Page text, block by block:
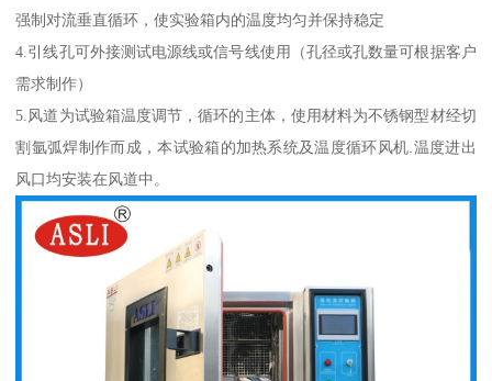
强制对流垂直循环，使实验箱内的温度均匀并保持稳定
4.引线孔可外接测试电源线或信号线使用（孔径或孔数量可根据客户
需求制作）
5.风道为试验箱温度调节，循环的主体，使用材料为不锈钢型材经切
割氩弧焊制作而成，本试验箱的加热系统及温度循环风机.温度进出
风口均安装在风道中。